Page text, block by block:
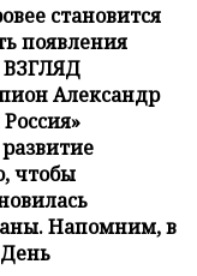
становится
появления
ВЗГЛЯД
Александр
чтобы
Напомним, в
День